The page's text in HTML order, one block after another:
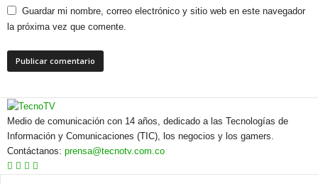
Guardar mi nombre, correo electrónico y sitio web en este navegador
la próxima vez que comente.
Medio de comunicación con 14 años, dedicado a las Tecnologías de
Información y Comunicaciones (TIC), los negocios y los gamers.
Contáctanos: prensa@tecnotv.com.co